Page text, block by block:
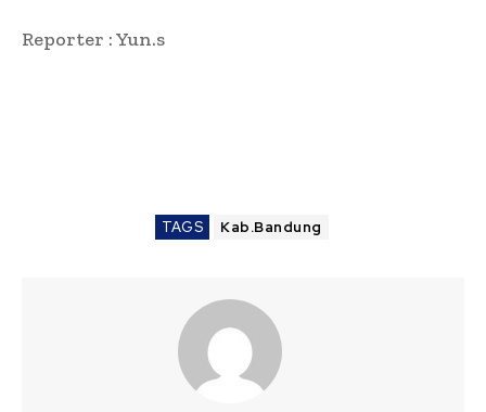
Reporter : Yun.s
TAGS Kab.Bandung